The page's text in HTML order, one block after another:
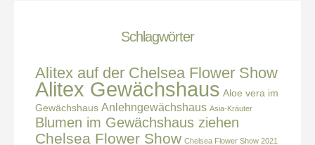
Schlagwörter
Alitex auf der Chelsea Flower Show
Alitex Gewächshaus Aloe vera im
Gewächshaus Anlehngewächshaus Asia-Kräuter
Blumen im Gewächshaus ziehen
Chelsea Flower Show Chelsea Flower Show 2021